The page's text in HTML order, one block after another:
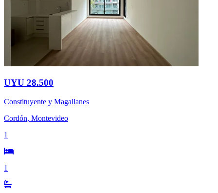
UYU 28.500
Constituyente y Magallanes
Cordón, Montevideo
1
1